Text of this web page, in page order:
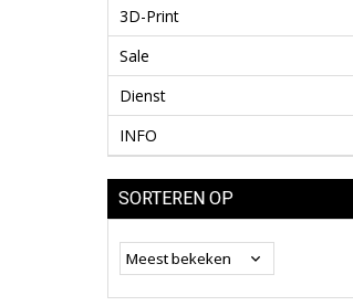
3D-Print
Sale
Dienst
INFO
SORTEREN OP